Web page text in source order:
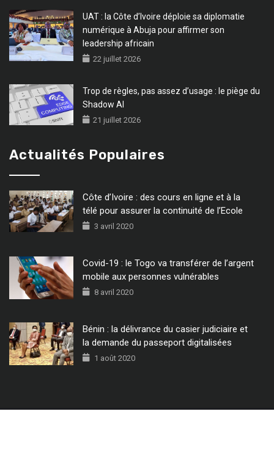
UAT : la Côte d’Ivoire déploie sa diplomatie
numérique à Abuja pour affirmer son
leadership africain
22 juillet 2026
Trop de règles, pas assez d’usage : le piège du
Shadow AI
21 juillet 2026
Actualités Populaires
Côte d’Ivoire : des cours en ligne et à la
télé pour assurer la continuité de l’Ecole
3 avril 2020
Covid-19 : le Togo va transférer de l’argent
mobile aux personnes vulnérables
8 avril 2020
Bénin : la délivrance du casier judiciaire et
la demande du passeport digitalisées
1 août 2020